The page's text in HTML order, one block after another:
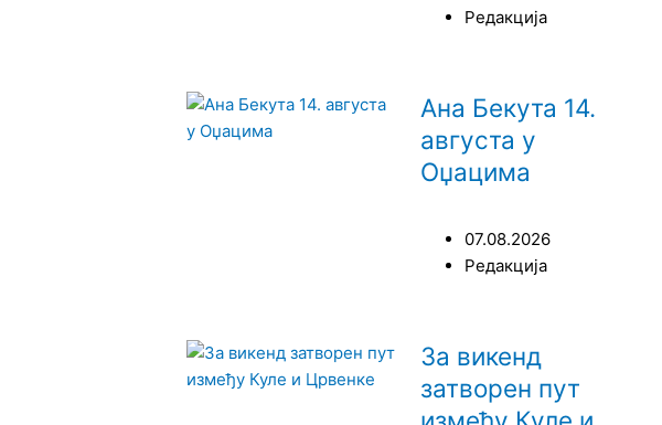
Редакција
Ана Бекута 14.
августа у
Оџацима
07.08.2026
Редакција
За викенд
затворен пут